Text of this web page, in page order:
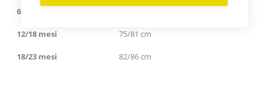
6/12 mesi
12/18 mesi 75/81 cm
18/23 mesi 82/86 cm